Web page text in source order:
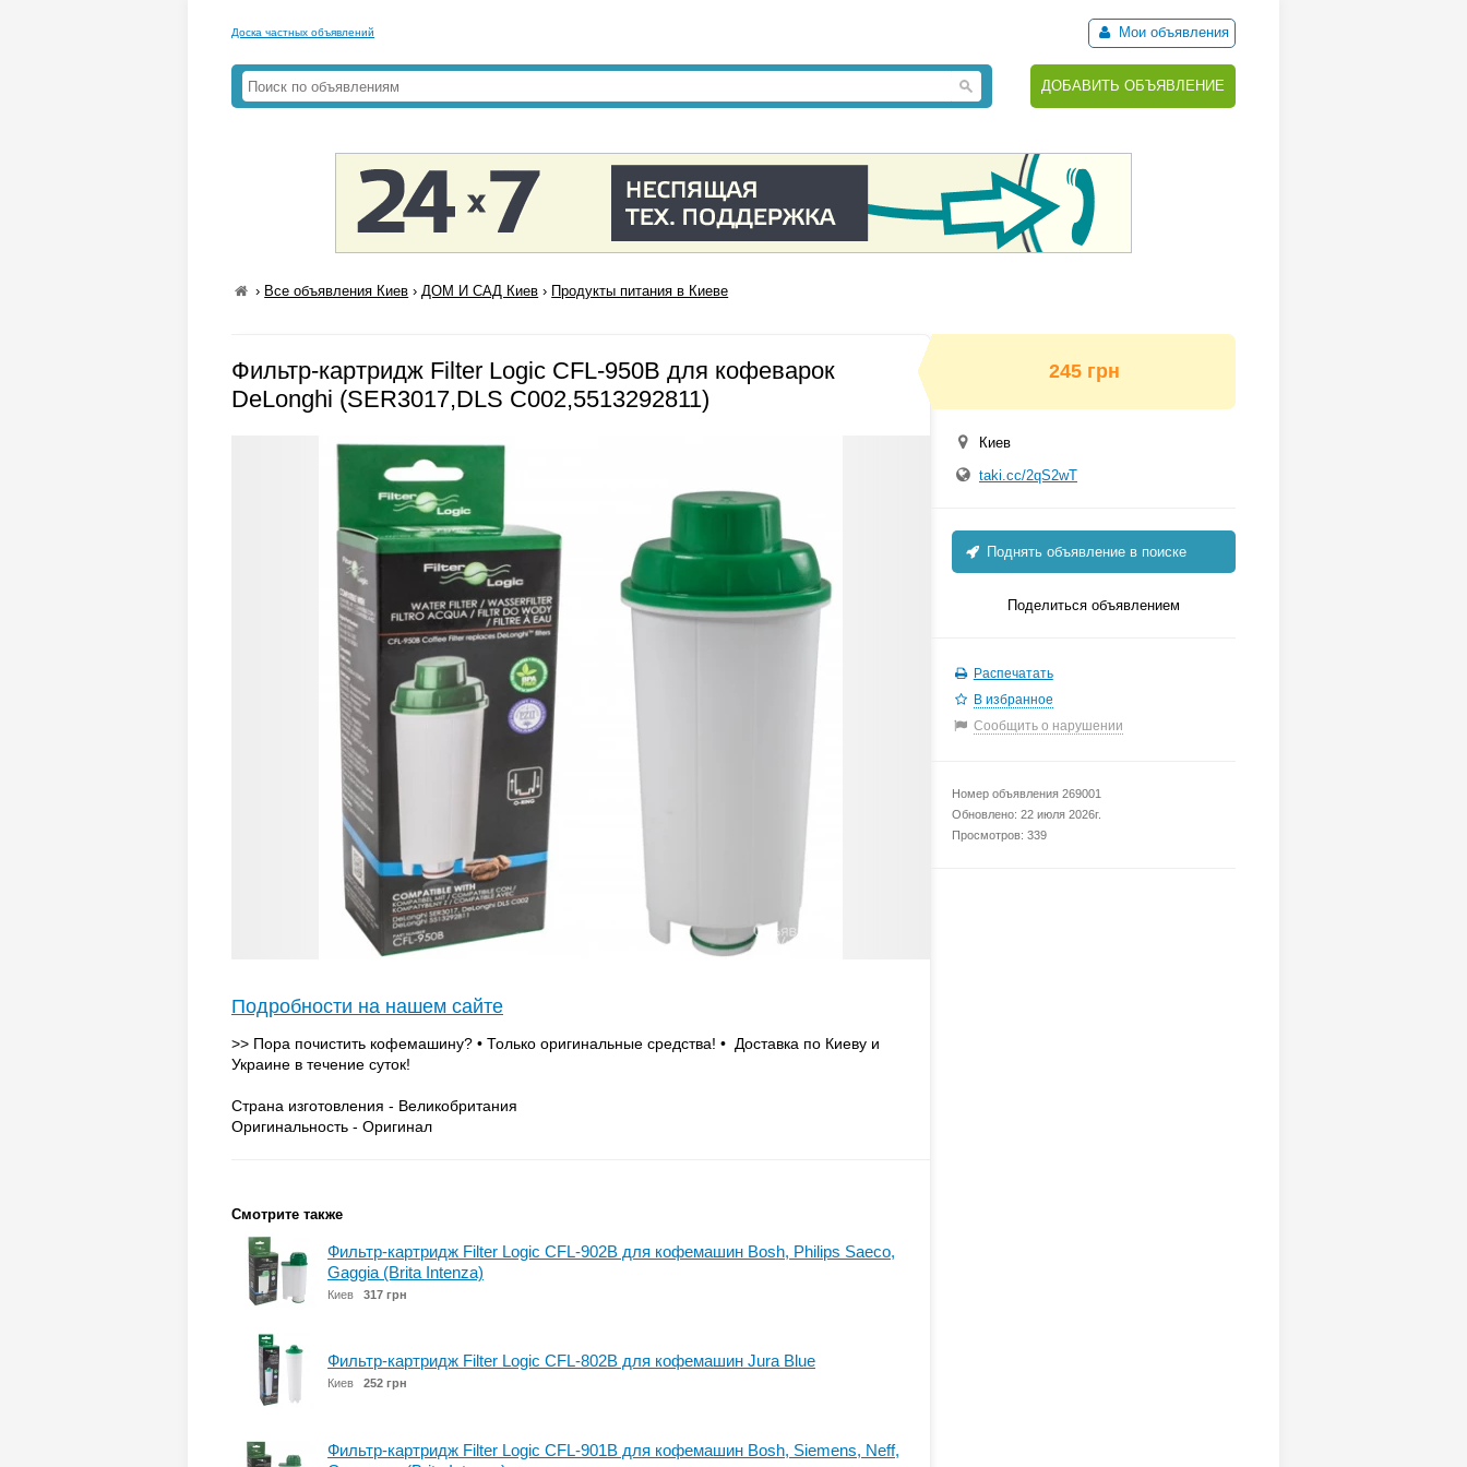
Доска частных объявлений Мои объявления
ДОБАВИТЬ ОБЪЯВЛЕНИЕ
› Все объявления Киев ›ДОМ И САД Киев › Продукты питания в Киеве
Фильтр-картридж Filter Logic CFL-950B для кофеварок
DeLonghi (SER3017,DLS C002,5513292811)
Подробности на нашем сайте
>> Пора почистить кофемашину? • Только оригинальные средства! • Доставка по Киеву и
Украине в течение суток!
Страна изготовления - Великобритания
Оригинальность - Оригинал
Смотрите также
Фильтр-картридж Filter Logic CFL-902B для кофемашин Bosh, Philips Saeco,
Gaggia (Brita Intenza)
Киев 317 грн
Фильтр-картридж Filter Logic CFL-802B для кофемашин Jura Blue
Киев 252 грн
Фильтр-картридж Filter Logic CFL-901B для кофемашин Bosh, Siemens, Neff,
245 грн
Киев
taki.cc/2qS2wT
Поднять объявление в поиске
Поделиться объявлением
Распечатать
В избранное
Сообщить о нарушении
Номер объявления 269001
Обновлено: 22 июля 2026г.
Просмотров: 339